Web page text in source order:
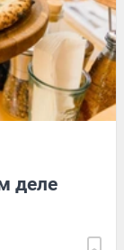
деле